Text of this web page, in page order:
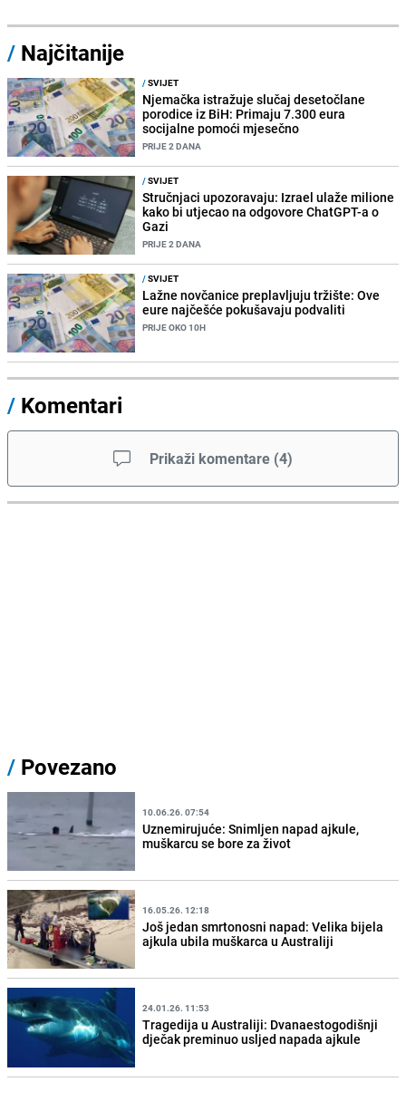
/ Najčitanije
/SVIJET
Njemačka istražuje slučaj desetočlane
porodice iz BiH: Primaju 7.300 eura
socijalne pomoći mjesečno
PRIJE 2 DANA
/SVIJET
Stručnjaci upozoravaju: Izrael ulaže milione
kako bi utjecao na odgovore ChatGPT-a o
Gazi
PRIJE 2 DANA
/SVIJET
Lažne novčanice preplavljuju tržište: Ove
eure najčešće pokušavaju podvaliti
PRIJE OKO 10H
/ Komentari
Prikaži komentare (4)
/ Povezano
10.06.26. 07:54
Uznemirujuće: Snimljen napad ajkule,
muškarcu se bore za život
16.05.26. 12:18
Još jedan smrtonosni napad: Velika bijela
ajkula ubila muškarca u Australiji
24.01.26. 11:53
Tragedija u Australiji: Dvanaestogodišnji
dječak preminuo usljed napada ajkule